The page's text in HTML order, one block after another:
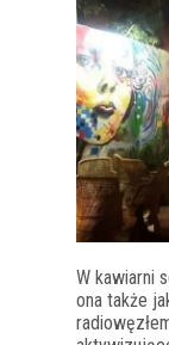
W kawiarni
ona także